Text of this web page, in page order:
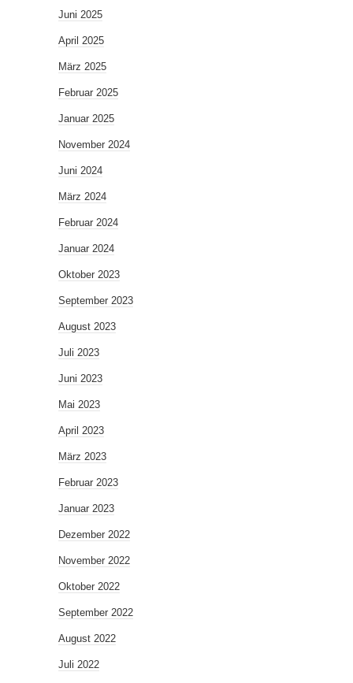
Juni 2025
April 2025
März 2025
Februar 2025
Januar 2025
November 2024
Juni 2024
März 2024
Februar 2024
Januar 2024
Oktober 2023
September 2023
August 2023
Juli 2023
Juni 2023
Mai 2023
April 2023
März 2023
Februar 2023
Januar 2023
Dezember 2022
November 2022
Oktober 2022
September 2022
August 2022
Juli 2022